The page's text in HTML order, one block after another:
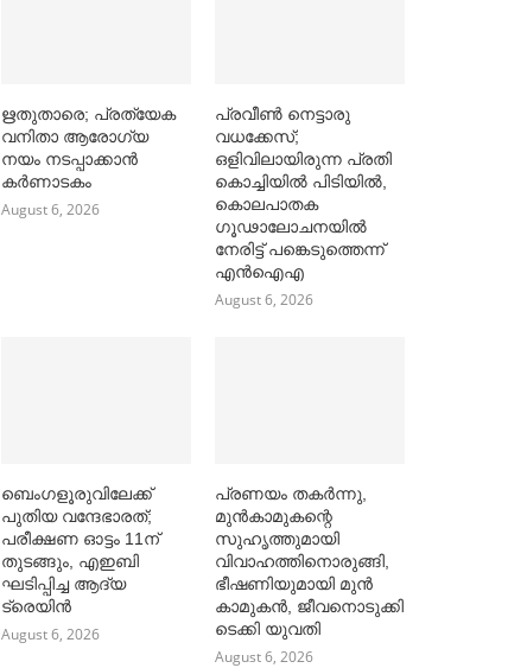
ഋതുതാരെ; പ്രത്യേക
വനിതാ ആരോഗ്യ
നയം നടപ്പാക്കാൻ
കര്‍ണാടകം
August 6, 2026
പ്രവീൺ നെട്ടാരു
വധക്കേസ്;
ഒളിവിലായിരുന്ന പ്രതി
കൊച്ചിയിൽ പിടിയിൽ,
കൊലപാതക
ഗൂഢാലോചനയിൽ
നേരിട്ട് പങ്കെടുത്തെന്ന്
എൻഐഎ
August 6, 2026
ബെംഗളൂരുവിലേക്ക്
പുതിയ വന്ദേഭാരത്;
പരീക്ഷണ ഓട്ടം 11ന്
തുടങ്ങും, എഇബി
ഘടിപ്പിച്ച ആദ്യ
ട്രെയിന്‍
August 6, 2026
പ്രണയം തകര്‍ന്നു,
മുൻകാമുകന്റെ
സുഹൃത്തുമായി
വിവാഹത്തിനൊരുങ്ങി,
ഭീഷണിയുമായി മുൻ
കാമുകൻ, ജീവനൊടുക്കി
ടെക്കി യുവതി
August 6, 2026